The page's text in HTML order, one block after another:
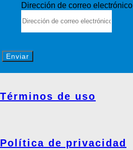
Dirección de correo electrónico
Enviar
Términos de uso
Política de privacidad